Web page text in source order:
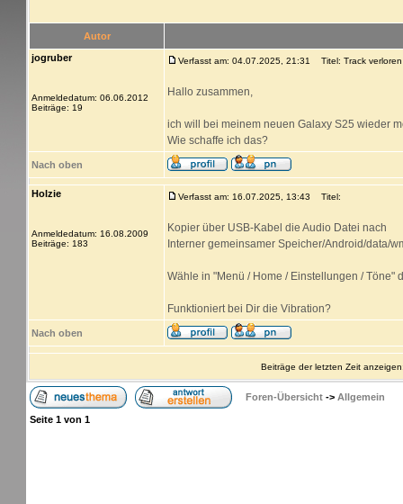
Autor
jogruber
Anmeldedatum: 06.06.2012
Beiträge: 19
Verfasst am: 04.07.2025, 21:31 Titel: Track
Hallo zusammen,
ich will bei meinem neuen Galaxy S25 wieder
Wie schaffe ich das?
Nach oben
Holzie
Anmeldedatum: 16.08.2009
Beiträge: 183
Verfasst am: 16.07.2025, 13:43 Titel:
Kopier über USB-Kabel die Audio Datei nach
Interner gemeinsamer Speicher/Android/data/
Wähle in "Menü / Home / Einstellungen / Töne"
Funktioniert bei Dir die Vibration?
Nach oben
Beiträge der letzten Zeit
Foren-Übersicht -> Allgemein
Seite 1 von 1